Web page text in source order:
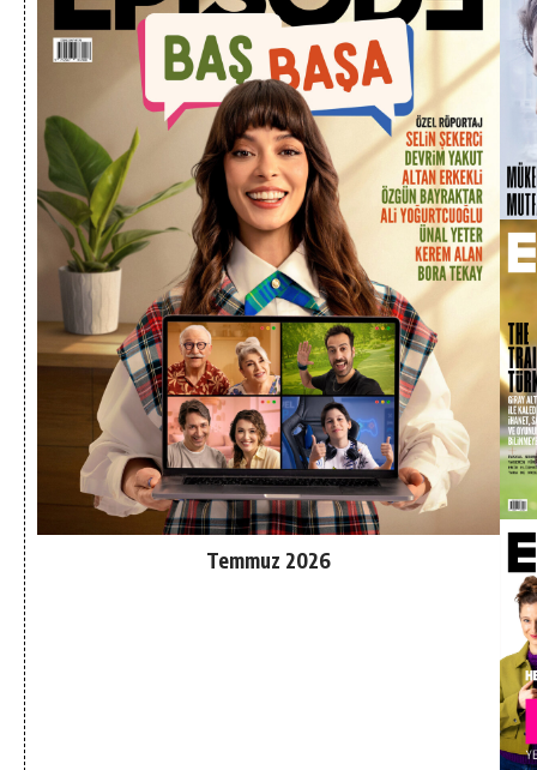
Temmuz 2026